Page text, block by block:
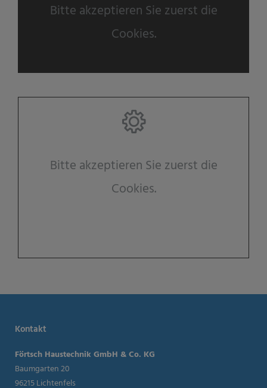
Bitte akzeptieren Sie zuerst die
Cookies.
Bitte akzeptieren Sie zuerst die
Cookies.
Kontakt
Förtsch Haustechnik GmbH & Co. KG
Baumgarten 20
96215 Lichtenfels